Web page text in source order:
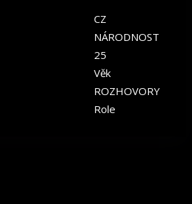
CZ
NÁRODNOST
25
Věk
ROZHOVORY
Role